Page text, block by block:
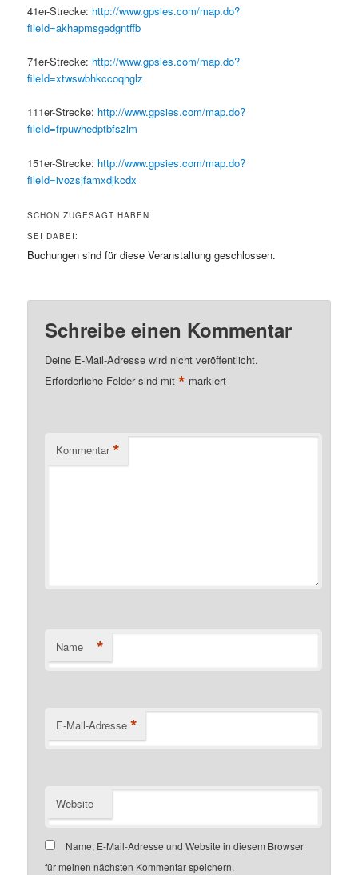
41er-Strecke: http://www.gpsies.com/map.do?
fileId=akhapmsgedgntffb
71er-Strecke: http://www.gpsies.com/map.do?
fileId=xtwswbhkccoqhglz
111er-Strecke: http://www.gpsies.com/map.do?
fileId=frpuwhedptbfszlm
151er-Strecke: http://www.gpsies.com/map.do?
fileId=ivozsjfamxdjkcdx
SCHON ZUGESAGT HABEN:
SEI DABEI:
Buchungen sind für diese Veranstaltung geschlossen.
Schreibe einen Kommentar
Deine E-Mail-Adresse wird nicht veröffentlicht.
Erforderliche Felder sind mit* markiert
Kommentar *
Name *
E-Mail-Adresse *
Website
Name, E-Mail-Adresse und Website in diesem Browser
für meinen nächsten Kommentar speichern.